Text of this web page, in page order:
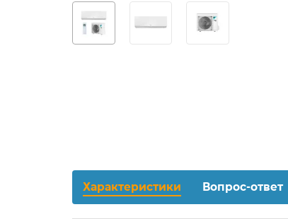
Характеристики Вопрос-ответ